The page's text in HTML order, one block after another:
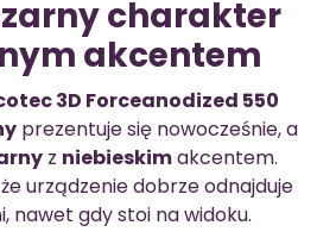
charakter
akcentem
3D Forceanodized 550
prezentuje się nowocześnie, a
z niebieskimakcentem.
urządzenie dobrze odnajduje
nawet gdy stoi na widoku.